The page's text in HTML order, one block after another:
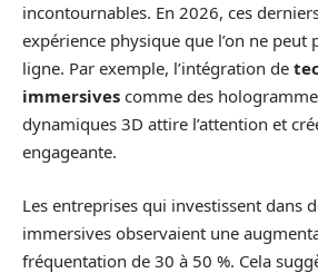
incontournables. En 2026, ces
expérience physique que l’on ne peut
ligne. Par exemple, l’intégration de
immersives comme des
dynamiques 3D attire l’attention et
engageante.
Les entreprises qui investissent dans
immersives observaient une
fréquentation de 30 à 50 %. Cela